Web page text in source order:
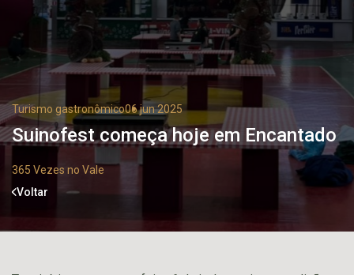
Turismo gastronômico06 jun 2025
Suinofest começa hoje em Encantado
365 Vezes no Vale
Voltar